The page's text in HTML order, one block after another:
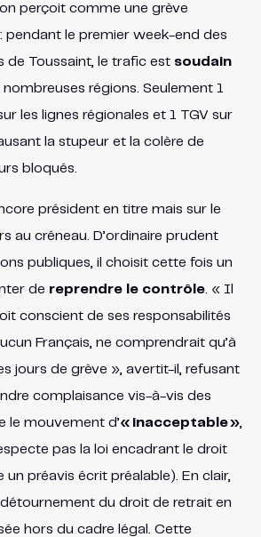
perçoit comme une grève
pendant le premier week-end des
de Toussaint, le trafic est soudain
régions. Seulement 1
les lignes régionales et 1 TGV sur
la stupeur et la colère de
bloqués.
président en titre mais sur le
au créneau. D’ordinaire prudent
publiques, il choisit cette fois un
de reprendre le contrôle. « Il
conscient de ses responsabilités
Français, ne comprendrait qu’à
jours de grève », avertit-il, refusant
complaisance vis-à-vis des
le mouvement d’« inacceptable »,
pas la loi encadrant le droit
un préavis écrit préalable)​. En clair,
du droit de retrait en
hors du cadre légal. Cette